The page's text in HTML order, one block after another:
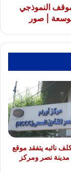
النموذجي
موسعة | صور
نائبه يتفقد موقع
مدينة نصر ومركز